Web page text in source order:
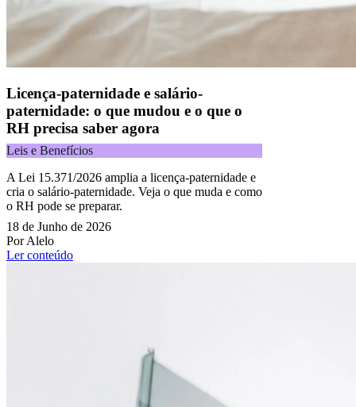
Licença-paternidade e salário-
paternidade: o que mudou e o que o
RH precisa saber agora
Leis e Benefícios
A Lei 15.371/2026 amplia a licença-paternidade e
cria o salário-paternidade. Veja o que muda e como
o RH pode se preparar.
18 de Junho de 2026
Por Alelo
Ler conteúdo